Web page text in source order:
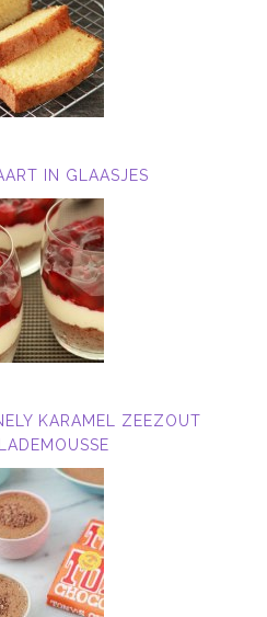
IN GLAASJES
KARAMEL ZEEZOUT